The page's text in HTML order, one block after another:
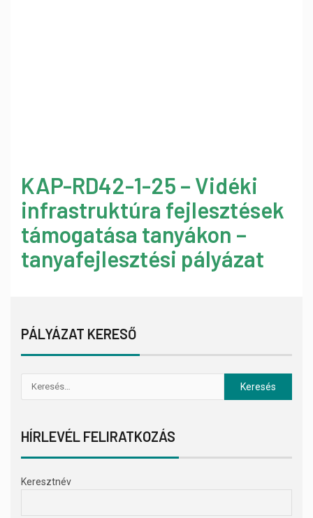
KAP-RD42-1-25 – Vidéki
infrastruktúra fejlesztések
támogatása tanyákon –
tanyafejlesztési pályázat
PÁLYÁZAT KERESŐ
HÍRLEVÉL FELIRATKOZÁS
Keresztnév